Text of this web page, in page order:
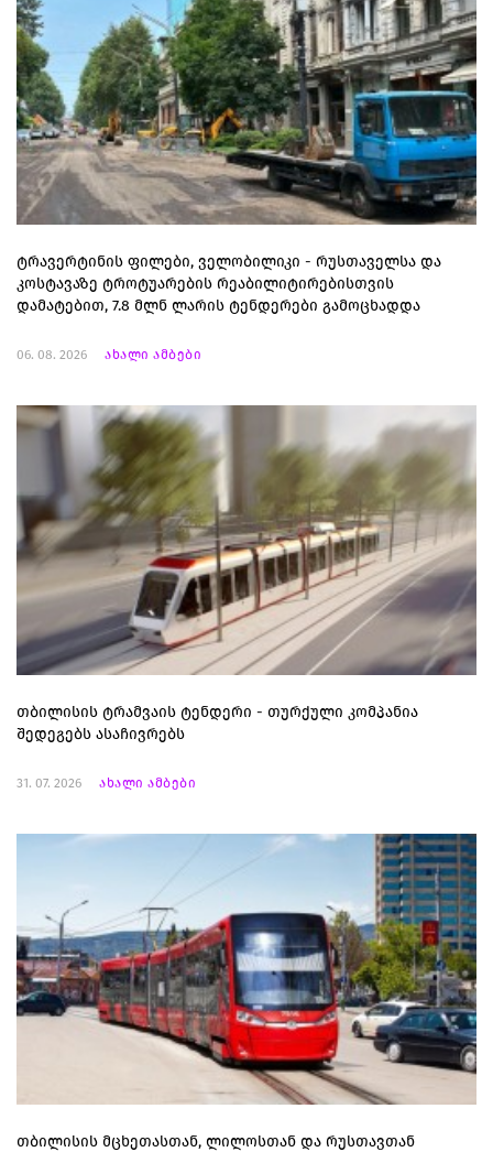
ტრავერტინის ფილები, ველობილიკი - რუსთაველსა და
კოსტავაზე ტროტუარების რეაბილიტირებისთვის
დამატებით, 7.8 მლნ ლარის ტენდერები გამოცხადდა
06. 08. 2026 ახალი ამბები
თბილისის ტრამვაის ტენდერი - თურქული კომპანია
შედეგებს ასაჩივრებს
31. 07. 2026 ახალი ამბები
თბილისის მცხეთასთან, ლილოსთან და რუსთავთან